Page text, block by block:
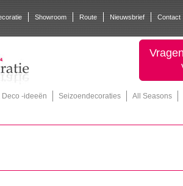
Showroom Route Nieuwsbrief Contact
Deco -ideeën Seizoendecoraties
All Seasons